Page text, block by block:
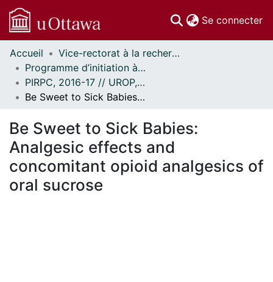
Se connecter
Communautés
et collections
Parcourir
Statistiques
À propos
Accueil
Vice-rectorat à la recherche // Office of the V-P, Research
Programme d’initiation à la recherche au premier cycle (PIRPC) // Undergraduate Research Opportunity Program (UROP)
PIRPC, 2016-17 // UROP, 2016-17
Be Sweet to Sick Babies: Analgesic effects and concomitant opioid analgesics of oral sucrose
Be Sweet to Sick Babies:
Analgesic effects and
concomitant opioid analgesics of
oral sucrose